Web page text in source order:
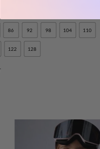
5
/ 5
86 92 98 104 110
122 128